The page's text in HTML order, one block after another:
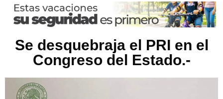
Se desquebraja el PRI en el
Congreso del Estado.-